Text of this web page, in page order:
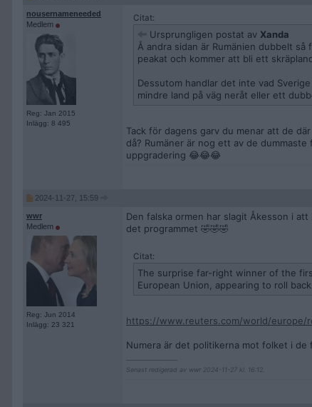
nousernameneeded
Medlem
Reg: Jan 2015
Inlägg: 8 495
Citat:
Ursprungligen postat av Xanda
Å andra sidan är Rumänien dubbelt
peakat och kommer att bli ett
Dessutom handlar det inte vad
mindre land på väg neråt eller ett
Tack för dagens garv du menar att de
då? Rumäner är nog ett av de
uppgradering 😂😂😂
2024-11-27, 15:59
wwr
Medlem
Reg: Jun 2014
Inlägg: 23 321
Den falska ormen har slagit Åkesson i
det programmet 🤣🤣🤣
Citat:
The surprise far-right winner of the
European Union, appearing to roll
https://www.reuters.com/world/europe/
Numera är det politikerna mot folket i de
Senast redigerad av wwr 2024-11-27 kl. 16:12.